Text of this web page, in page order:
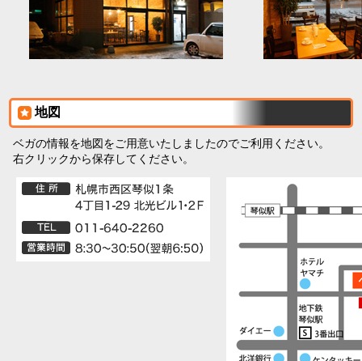
地図
ベガの情報を地図をご用意いたしましたのでご利用ください。
右クリックから保存してください。